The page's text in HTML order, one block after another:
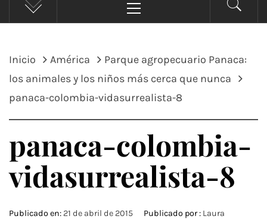
principal
Inicio América
Parque agropecuario Panaca:
los animales y los niños más cerca que nunca
panaca-colombia-vidasurrealista-8
panaca-colombia-
vidasurrealista-8
Publicado en: 21 de abril de 2015 Publicado por : Laura